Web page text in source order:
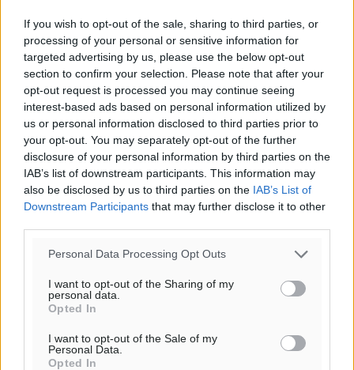
If you wish to opt-out of the sale, sharing to third parties, or
processing of your personal or sensitive information for
targeted advertising by us, please use the below opt-out
section to confirm your selection. Please note that after your
opt-out request is processed you may continue seeing
interest-based ads based on personal information utilized by
us or personal information disclosed to third parties prior to
your opt-out. You may separately opt-out of the further
disclosure of your personal information by third parties on the
IAB’s list of downstream participants. This information may
also be disclosed by us to third parties on the IAB’s List of
Downstream Participants that may further disclose it to other
Personal Data Processing Opt Outs
I want to opt-out of the Sharing of my
personal data.
Opted In
I want to opt-out of the Sale of my
Personal Data.
Opted In